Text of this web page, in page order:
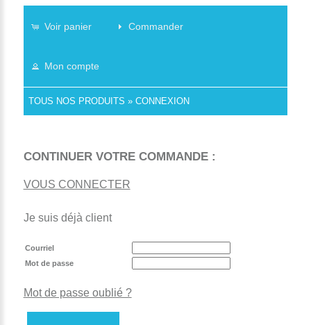
Voir panier Commander
Mon compte
TOUS NOS PRODUITS » CONNEXION
CONTINUER VOTRE COMMANDE :
VOUS CONNECTER
Je suis déjà client
Courriel
Mot de passe
Mot de passe oublié ?